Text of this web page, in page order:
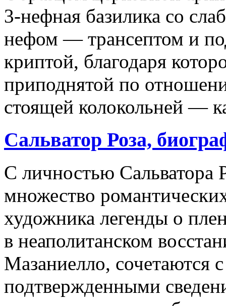
3-нефная базилика со
нефом — трансептом и
криптой, благодаря
приподнятой по
стоящей колокольней —
Сальватор Роза,
С личностью Сальватора
множество
художника легенды о
в неаполитанском
Мазаниелло, сочетаются
подтвержденными